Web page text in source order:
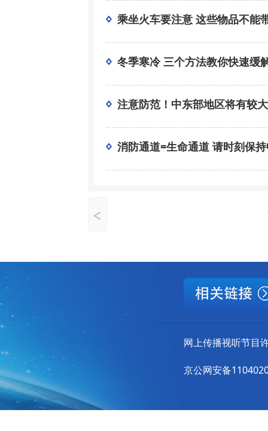
乘坐火车要注意 这些物品不能
冬季寒冷 三个方法教你快速缓
注意防范！中东部地区将有较
消防通道=生命通道 请时刻保
网上传播视听节目
京公网安备